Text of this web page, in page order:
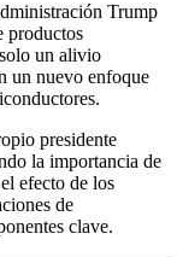
Trump
productos
un alivio
un nuevo enfoque
presidente
la importancia de
efecto de los
de
clave.